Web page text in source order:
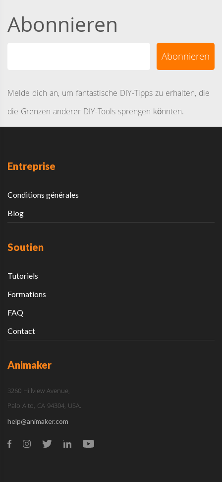
Abonnieren
Melde dich an, um fantastische DIY-Tipps zu erhalten, die
die Grenzen anderer DIY-Tools sprengen könnten.
Entreprise
Conditions générales
Blog
Soutien
Tutoriels
Formations
FAQ
Contact
Animaker
3260 Hillview Avenue,
Palo Alto, CA 94304, USA.
help@animaker.com